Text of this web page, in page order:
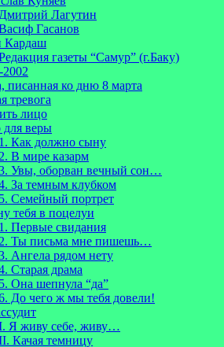
Дмитрий Лагутин
Гасанов
Кардаш
газеты “Самур” (г.Баку)
писанная ко дню 8 марта
тревога
лицо
для веры
1. Как должно сыну
2. В мире казарм
Увы, оборван вечный сон…
За темным клубком
5. Семейный портрет
тебя в поцелуи
1. Первые свидания
2. Ты письма мне пишешь…
Ангела рядом нету
Старая драма
5. Она шепнула “да”
До чего ж мы тебя довели!
Я живу себе, живу…
Качая темницу